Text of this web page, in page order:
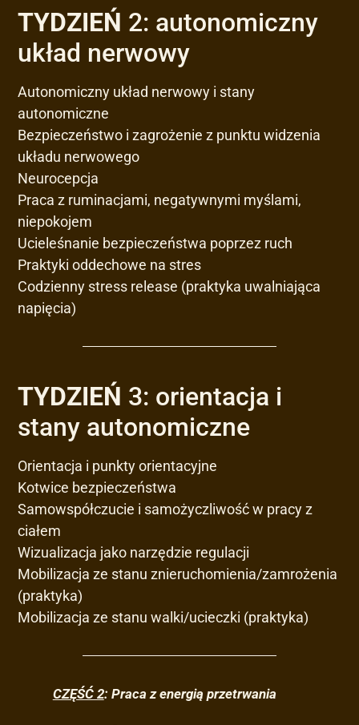
TYDZIEŃ 2: autonomiczny
układ nerwowy
Autonomiczny układ nerwowy i stany
autonomiczne
Bezpieczeństwo i zagrożenie z punktu widzenia
układu nerwowego
Neurocepcja
Praca z ruminacjami, negatywnymi myślami,
niepokojem
Ucieleśnanie bezpieczeństwa poprzez ruch
Praktyki oddechowe na stres
Codzienny stress release (praktyka uwalniająca
napięcia)
TYDZIEŃ 3: orientacja i
stany autonomiczne
Orientacja i punkty orientacyjne
Kotwice bezpieczeństwa
Samowspółczucie i samożyczliwość w pracy z
ciałem
Wizualizacja jako narzędzie regulacji
Mobilizacja ze stanu znieruchomienia/zamrożenia
(praktyka)
Mobilizacja ze stanu walki/ucieczki (praktyka)
CZĘŚĆ 2: Praca z energią przetrwania